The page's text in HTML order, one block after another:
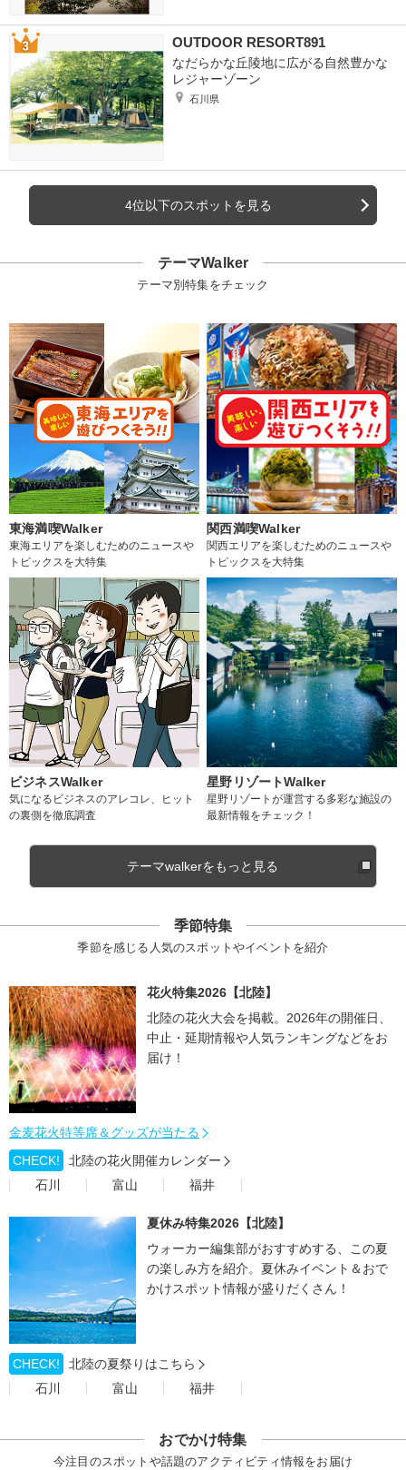
OUTDOOR RESORT891
なだらかな丘陵地に広がる自然豊かな
レジャーゾーン
石川県
4位以下のスポットを見る
テーマWalker
テーマ別特集をチェック
東海満喫Walker
東海エリアを楽しむためのニュースや
トピックスを大特集
関西満喫Walker
関西エリアを楽しむためのニュースや
トピックスを大特集
ビジネスWalker
気になるビジネスのアレコレ、ヒット
の裏側を徹底調査
星野リゾートWalker
星野リゾートが運営する多彩な施設の
最新情報をチェック！
テーマwalkerをもっと見る
季節特集
季節を感じる人気のスポットやイベントを紹介
花火特集2026【北陸】
北陸の花火大会を掲載。2026年の開催日、
中止・延期情報や人気ランキングなどをお
届け！
金麦花火特等席＆グッズが当たる
CHECK!
北陸の花火開催カレンダー
石川
富山 福井
夏休み特集2026【北陸】
ウォーカー編集部がおすすめする、この夏
の楽しみ方を紹介。夏休みイベント＆おで
かけスポット情報が盛りだくさん！
CHECK!
北陸の夏祭りはこちら
石川
富山 福井
おでかけ特集
今注目のスポットや話題のアクティビティ情報をお届け